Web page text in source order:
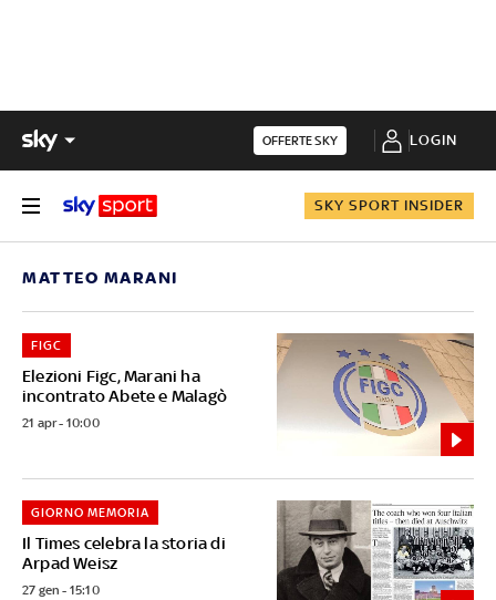
OFFERTE SKY LOGIN
SKY SPORT INSIDER
MATTEO MARANI
Elezioni Figc, Marani ha
incontrato Abete e Malagò
FIGC
21 apr - 10:00
Il Times celebra la storia di
Arpad Weisz
GIORNO MEMORIA
27 gen - 15:10